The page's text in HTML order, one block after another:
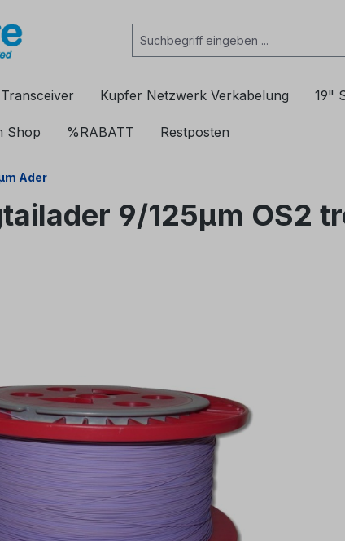
Transceiver Kupfer Netzwerk Verkabelung 19"
Shop %RABATT Restposten
Ader
9/125µm OS2